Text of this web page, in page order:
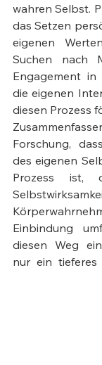
wahren Selbst.
das Setzen
eigenen
Suchen nach
Engagement in
die eigenen
diesen Prozess
Forschung,
des eigenen
Prozess ist,
Einbindung
diesen Weg
nur ein tieferes